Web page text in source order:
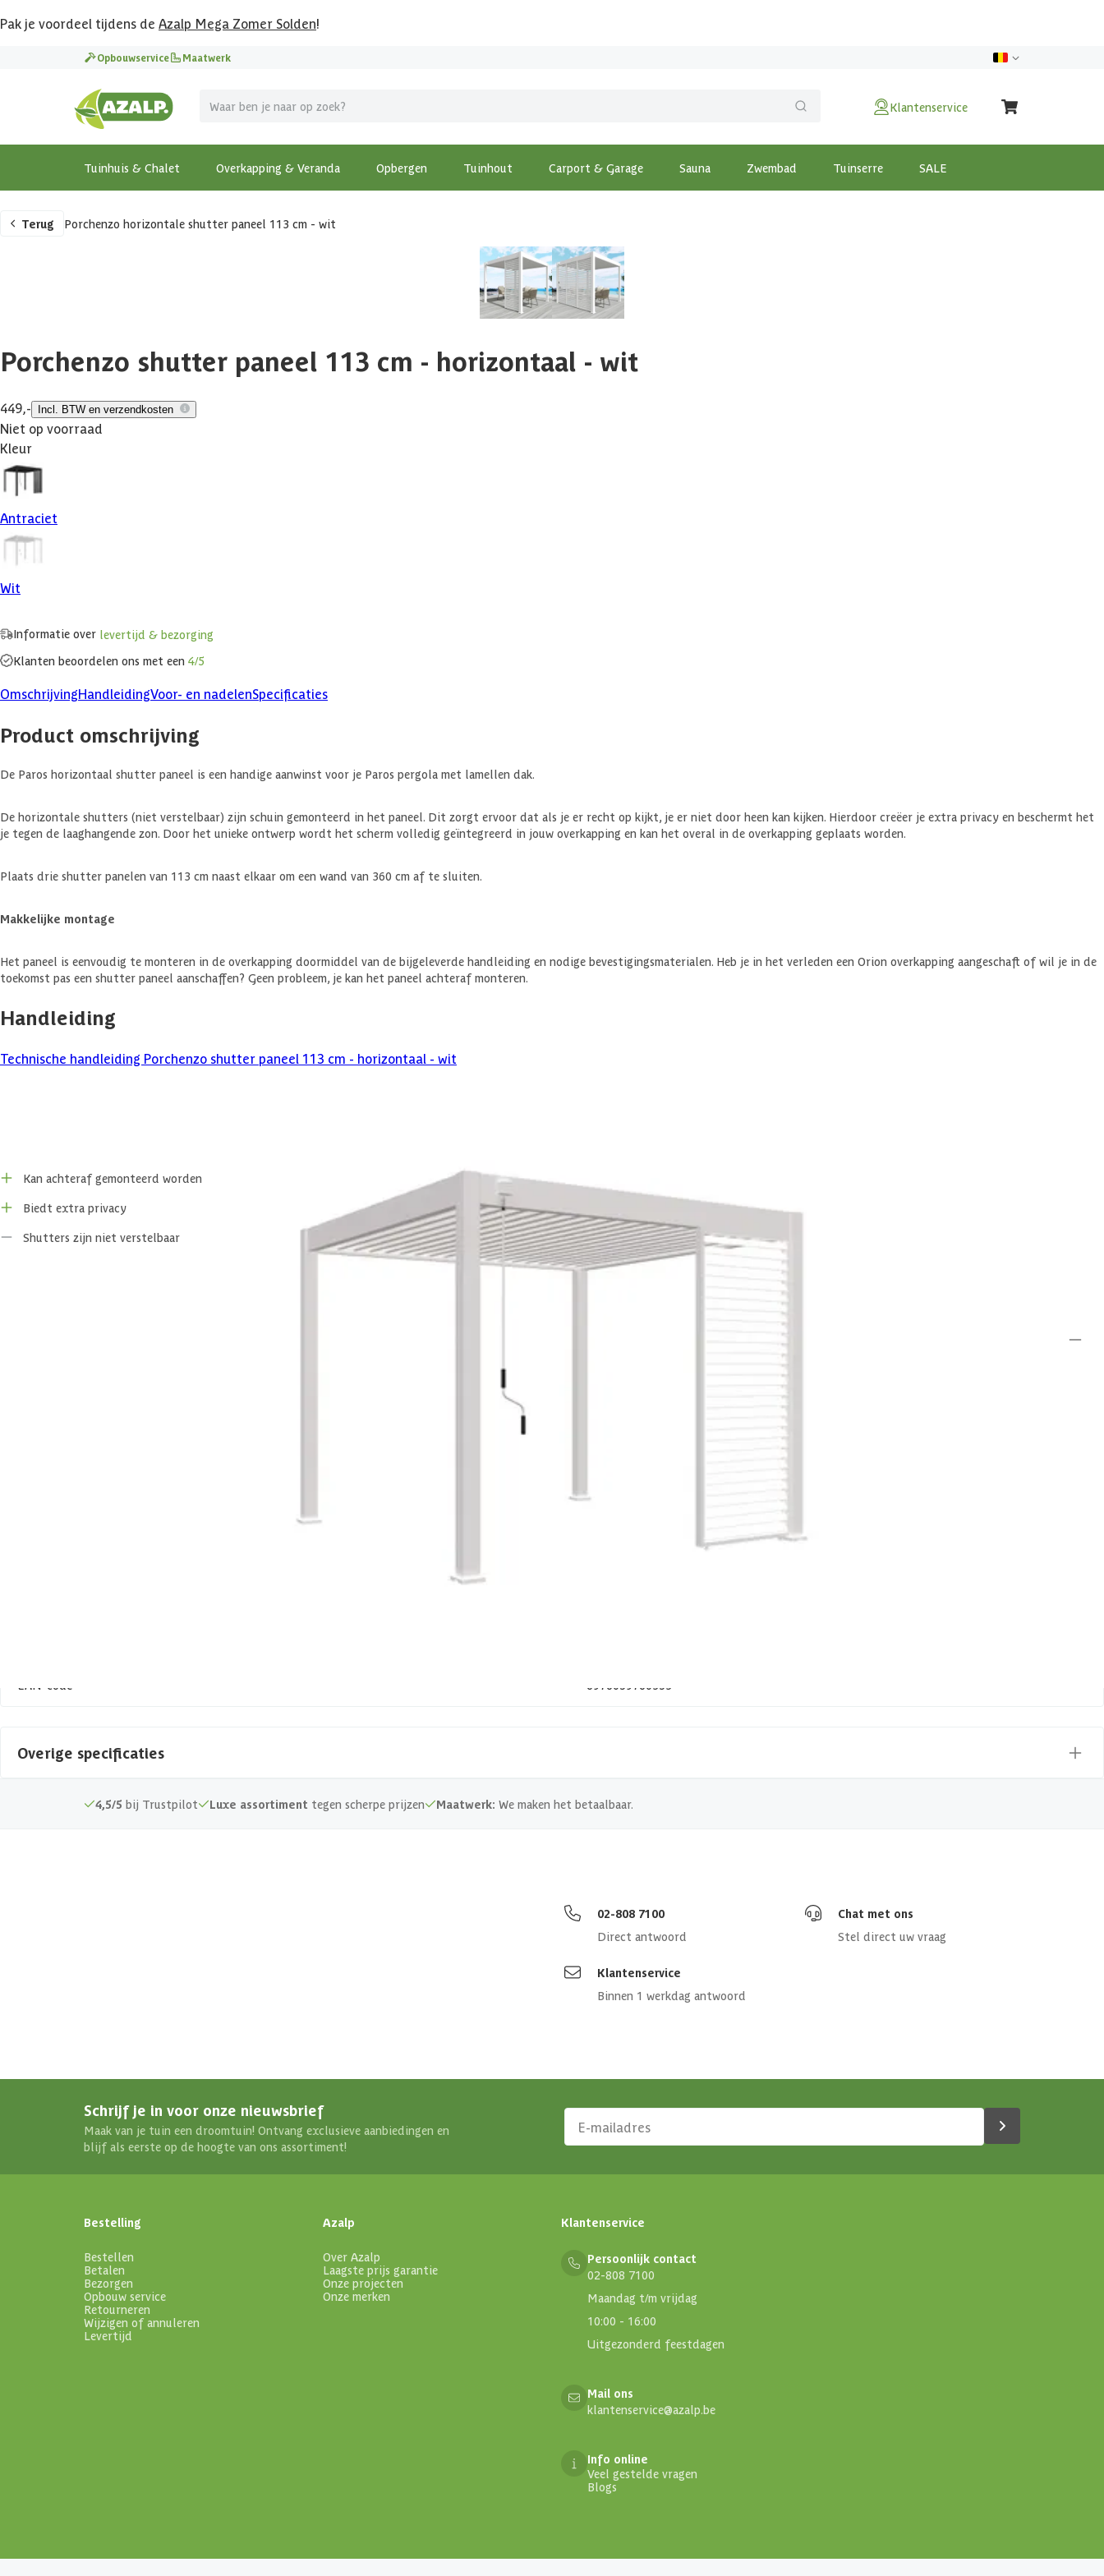
Pak je voordeel tijdens de Azalp Mega Zomer Solden!
Opbouwservice Maatwerk
Klantenservice
Tuinhuis & Chalet Overkapping & Veranda Opbergen Tuinhout Carport & Garage Sauna Zwembad Tuinserre SALE
Terug Porchenzo horizontale shutter paneel 113 cm - wit
Porchenzo shutter paneel 113 cm - horizontaal - wit
449,- Incl. BTW en verzendkosten
Niet op voorraad
Kleur
Antraciet
Wit
Informatie over levertijd & bezorging
Klanten beoordelen ons met een 4/5
OmschrijvingHandleidingVoor- en nadelenSpecificaties
Product omschrijving
De Paros horizontaal shutter paneel is een handige aanwinst voor je Paros pergola met lamellen dak.
De horizontale shutters (niet verstelbaar) zijn schuin gemonteerd in het paneel. Dit zorgt ervoor dat als je er recht op kijkt, je er niet door heen kan kijken. Hierdoor creëer je extra privacy en beschermt het
je tegen de laaghangende zon. Door het unieke ontwerp wordt het scherm volledig geïntegreerd in jouw overkapping en kan het overal in de overkapping geplaats worden.
Plaats drie shutter panelen van 113 cm naast elkaar om een wand van 360 cm af te sluiten.
Makkelijke montage
Het paneel is eenvoudig te monteren in de overkapping doormiddel van de bijgeleverde handleiding en nodige bevestigingsmaterialen. Heb je in het verleden een Orion overkapping aangeschaft of wil je in de
toekomst pas een shutter paneel aanschaffen? Geen probleem, je kan het paneel achteraf monteren.
Handleiding
Technische handleiding Porchenzo shutter paneel 113 cm - horizontaal - wit
Kan achteraf gemonteerd worden
Biedt extra privacy
Shutters zijn niet verstelbaar
EAN-code 6976059760353
Overige specificaties
Metaal
4,5/5 bij Trustpilot Luxe assortiment tegen scherpe prijzen Maatwerk: We maken het betaalbaar.
02-808 7100
Direct antwoord
Chat met ons
Stel direct uw vraag
Klantenservice
Binnen 1 werkdag antwoord
Schrijf je in voor onze nieuwsbrief
Maak van je tuin een droomtuin! Ontvang exclusieve aanbiedingen en
blijf als eerste op de hoogte van ons assortiment!
Bestelling
Bestellen
Betalen
Bezorgen
Opbouw service
Retourneren
Wijzigen of annuleren
Levertijd
Azalp
Over Azalp
Laagste prijs garantie
Onze projecten
Onze merken
Klantenservice
Persoonlijk contact
02-808 7100
Maandag t/m vrijdag
10:00 - 16:00
Uitgezonderd feestdagen
Mail ons
klantenservice@azalp.be
Info online
Veel gestelde vragen
Blogs